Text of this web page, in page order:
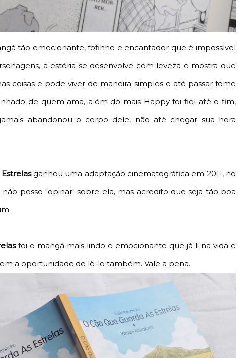
tão emocionante, fofinho e encantador que é impossível
a estória se desenvolve com leveza e mostra que
coisas e pode viver de maneira simples e até passar fome
de quem ama, além do mais Happy foi fiel até o fim,
abandonou o corpo dele, não até chegar sua hora
ganhou uma adaptação cinematográfica em 2011, no
não posso "opinar" sobre ela, mas acredito que seja tão boa
foi o mangá mais lindo e emocionante que já li na vida e
a oportunidade de lê-lo também. Vale a pena.